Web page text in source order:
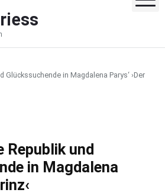
Glückssuchende in Magdalena Parys‘ ›Der
Republik und
in Magdalena